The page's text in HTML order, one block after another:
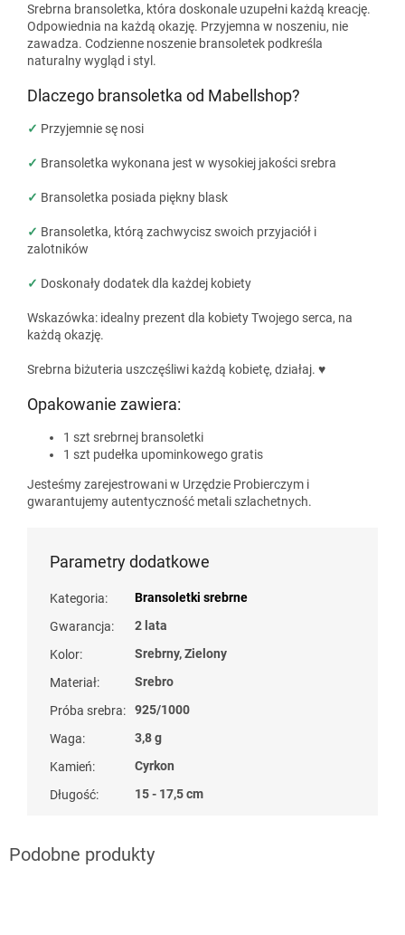
Srebrna bransoletka, która doskonale uzupełni każdą kreację.
Odpowiednia na każdą okazję. Przyjemna w noszeniu, nie
zawadza. Codzienne noszenie bransoletek podkreśla
naturalny wygląd i styl.
Dlaczego bransoletka od Mabellshop?
✓ Przyjemnie sę nosi
✓ Bransoletka wykonana jest w wysokiej jakości srebra
✓ Bransoletka posiada piękny blask
✓ Bransoletka, którą zachwycisz swoich przyjaciół i
zalotników
✓ Doskonały dodatek dla każdej kobiety
Wskazówka: idealny prezent dla kobiety Twojego serca, na
każdą okazję.
Srebrna biżuteria uszczęśliwi każdą kobietę, działaj. ♥
Opakowanie zawiera:
1 szt srebrnej bransoletki
1 szt pudełka upominkowego gratis
Jesteśmy zarejestrowani w Urzędzie Probierczym i
gwarantujemy autentyczność metali szlachetnych.
Parametry dodatkowe
Kategoria:
Bransoletki srebrne
Gwarancja:
2 lata
Kolor:
Srebrny, Zielony
Materiał:
Srebro
Próba srebra:
925/1000
Waga:
3,8 g
Kamień:
Cyrkon
Długość: 15 - 17,5 cm